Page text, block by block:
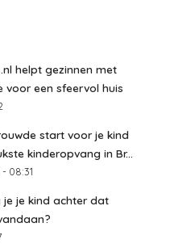
helpt gezinnen met
voor een sfeervol huis
start voor je kind
kinderopvang in Br...
08:31
je je kind achter dat